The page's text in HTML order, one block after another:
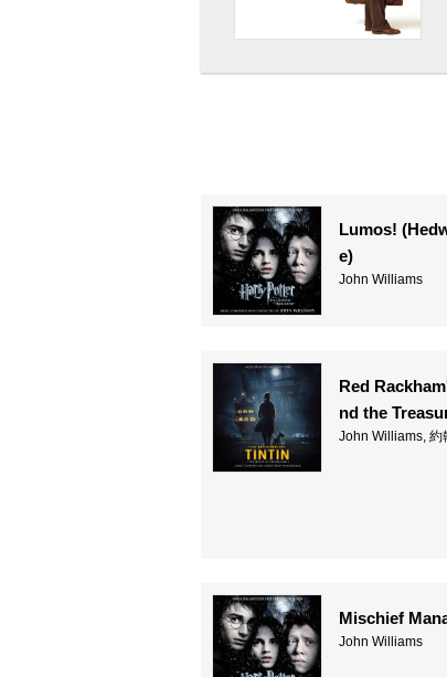
Lumos!
e)
John Williams
Red
nd the
John Williams, 約
Mischief
John Williams